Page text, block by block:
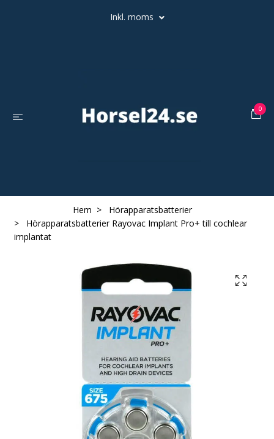
Inkl. moms
0
Hem
Hörapparatsbatterier
Hörapparatsbatterier Rayovac Implant Pro+ till cochlear
implantat